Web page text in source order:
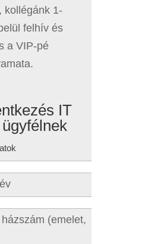
kollégánk 1-
felhív és
a VIP-pé
IT
(emelet,